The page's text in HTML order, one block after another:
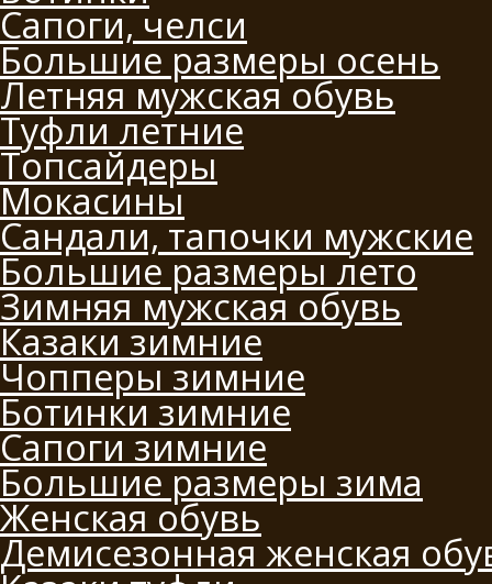
Сапоги, челси
Большие размеры осень
Летняя мужская обувь
Туфли летние
Топсайдеры
Мокасины
Сандали, тапочки мужские
Большие размеры лето
Зимняя мужская обувь
Казаки зимние
Чопперы зимние
Ботинки зимние
Сапоги зимние
Большие размеры зима
Женская обувь
Демисезонная женская